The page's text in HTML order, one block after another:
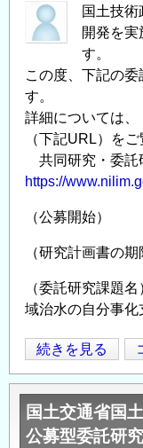
策
研
究
所
研
究
所
公
型
委
託
究
る
手
国土技
開発を実
す。
この度、下記の
す。
詳細については
（下記URL）をご
共同研究・委託
https://
（公募開始）
（研究計画書の
（委託研究課題
域治水の自分事
国
土
交
通
省
続きを見る
国土交通省国
公募型委託研